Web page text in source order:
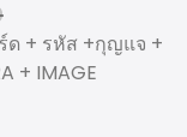
ด + รหัส +กุญแจ +
+ IMAGE